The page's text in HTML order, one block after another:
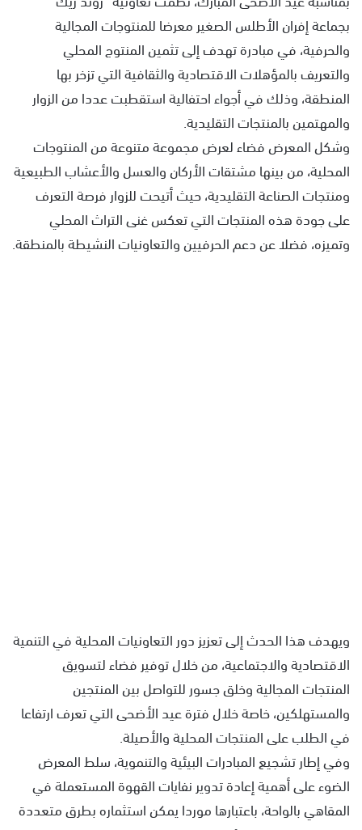
بجماعة إفران الأطلس الصغير معرضا للمنتوجات المجالية
والحرفية، في مبادرة تهدف إلى تثمين المنتوج المحلي
والتعريف بالمؤهلات الاقتصادية والثقافية التي تزخر بها
المنطقة، وذلك في أجواء احتفالية استقطبت عددا من الزوار
والمهتمين بالمنتجات التقليدية.
وشكل المعرض فضاء لعرض مجموعة متنوعة من المنتوجات
المحلية، من بينها مشتقات الأركان والعسل والأعشاب الطبيعية
ومنتجات الصناعة التقليدية، حيث أتيحت للزوار فرصة التعرف
على جودة هذه المنتجات التي تعكس غنى التراث المحلي
وتميزه، فضلا عن دعم الحرفيين والتعاونيات النشيطة بالمنطقة.
ويهدف هذا الحدث إلى تعزيز دور التعاونيات المحلية في التنمية
الاقتصادية والاجتماعية، من خلال توفير فضاء لتسويق
المنتجات المجالية وخلق جسور للتواصل بين المنتجين
والمستهلكين، خاصة خلال فترة عيد الأضحى التي تعرف ارتفاعا
في الطلب على المنتجات المحلية والأصيلة.
وفي إطار تشجيع المبادرات البيئية والتنموية، سلط المعرض
الضوء على أهمية إعادة تدوير نفايات القهوة المستعملة في
المقاهي بالواحة، باعتبارها موردا يمكن استثماره بطرق متعددة